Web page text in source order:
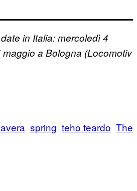
in Italia: mercoledì 4
a Bologna (Locomotiv
spring teho teardo The